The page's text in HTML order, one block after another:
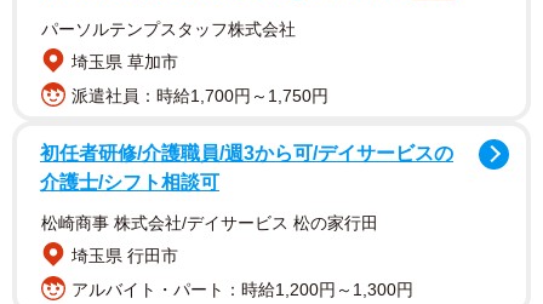
来年3月5日には初の写真集も発売するといい、海でサーフ
ィンする撮影も行ったそう。「20歳から21歳のメモリアル
の瞬間がたくさん詰まっています」とアピールしている。
パーソルテンプスタッフ株式会社
埼玉県 草加市
派遣社員：時給1,700円～1,750円
初任者研修/介護職員/週3から可/デイサービスの
介護士/シフト相談可
松崎商事 株式会社/デイサービス 松の家行田
埼玉県 行田市
アルバイト・パート：時給1,200円～1,300円